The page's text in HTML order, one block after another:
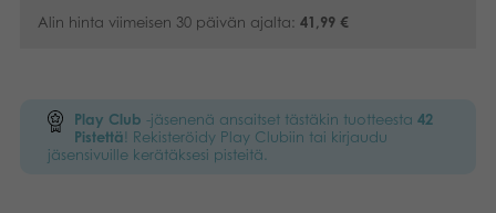
Kirjat
Promotuotteet
Nederlands
Alin hinta viimeisen 30 päivän ajalta: 41,99 €
Play Club -jäsenenä ansaitset tästäkin tuotteesta 42
Pistettä! Rekisteröidy Play Clubiin tai kirjaudu
jäsensivuille kerätäksesi pisteitä.